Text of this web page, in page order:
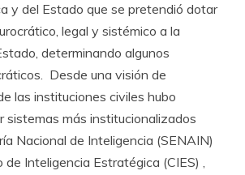
y del Estado que se pretendió dotar
legal y sistémico a la
determinando algunos
Desde una visión de
las instituciones civiles hubo
sistemas más institucionalizados
Nacional de Inteligencia (SENAIN)
de Inteligencia Estratégica (CIES) ,